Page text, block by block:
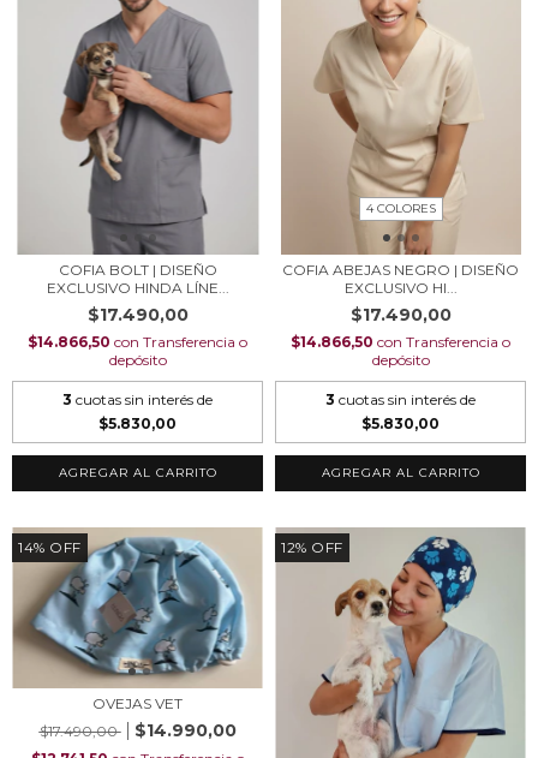
COFIA BOLT | DISEÑO
EXCLUSIVO HINDA LÍNE...
$17.490,00
$14.866,50 con Transferencia o
depósito
3 cuotas sin interés de
$5.830,00
AGREGAR AL CARRITO
4 COLORES
COFIA ABEJAS NEGRO | DISEÑO
EXCLUSIVO HI...
$17.490,00
$14.866,50 con Transferencia o
depósito
3 cuotas sin interés de
$5.830,00
AGREGAR AL CARRITO
14% OFF
OVEJAS VET
$17.490,00
$14.990,00
12% OFF